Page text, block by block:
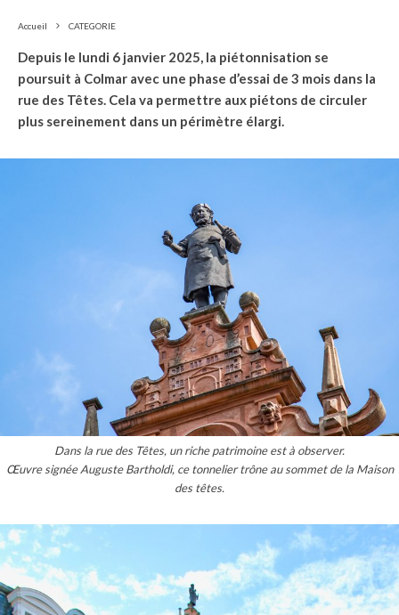
Accueil CATEGORIE
Depuis le lundi 6 janvier 2025, la piétonnisation se
poursuit à Colmar avec une phase d’essai de 3 mois dans la
rue des Têtes. Cela va permettre aux piétons de circuler
plus sereinement dans un périmètre élargi.
Dans la rue des Têtes, un riche patrimoine est à observer.
Œuvre signée Auguste Bartholdi, ce tonnelier trône au sommet de la Maison
des têtes.